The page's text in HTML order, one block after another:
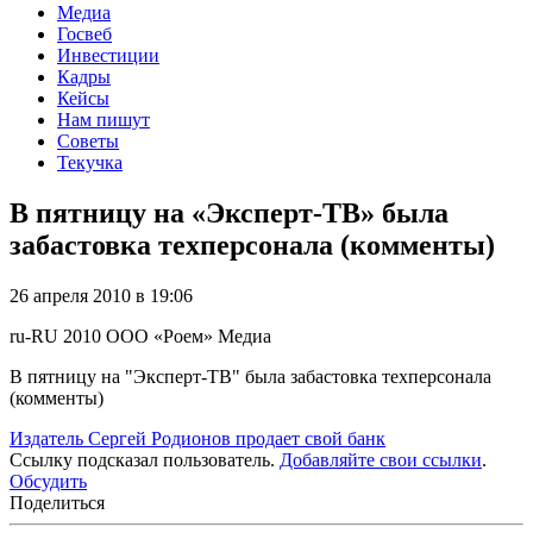
Медиа
Госвеб
Инвестиции
Кадры
Кейсы
Нам пишут
Советы
Текучка
В пятницу на «Эксперт-ТВ» была
забастовка техперсонала (комменты)
26 апреля 2010 в 19:06
ru-RU 2010 ООО «Роем» Медиа
В пятницу на "Эксперт-ТВ" была забастовка техперсонала
(комменты)
Издатель Сергей Родионов продает свой банк
Ссылку подсказал пользователь. Добавляйте свои ссылки.
Обсудить
Поделиться